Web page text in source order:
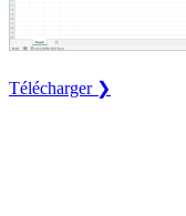
Télécharger ❯